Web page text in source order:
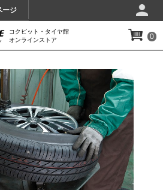
ージ
コクピット・タイヤ館
オンラインストア
0